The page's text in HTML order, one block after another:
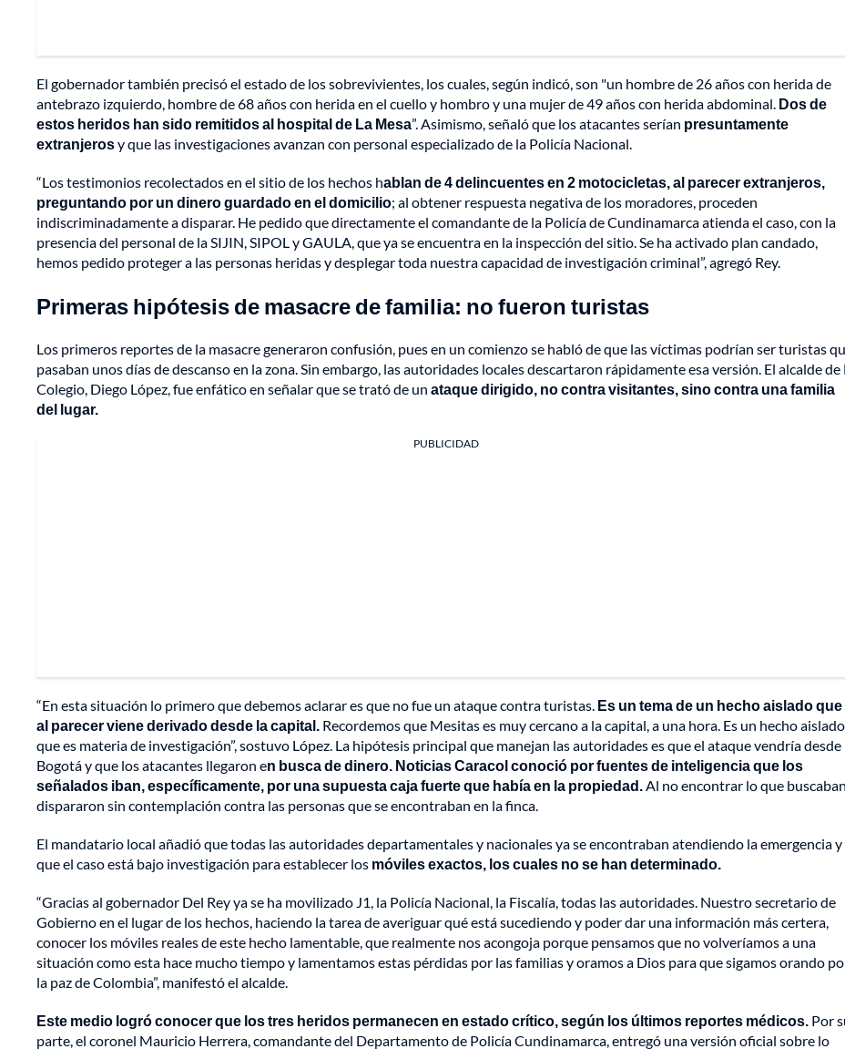
El gobernador también precisó el estado de los sobrevivientes, los cuales, según indicó, son "un hombre de 26 años con herida de
antebrazo izquierdo, hombre de 68 años con herida en el cuello y hombro y una mujer de 49 años con herida abdominal. Dos de
estos heridos han sido remitidos al hospital de La Mesa”. Asimismo, señaló que los atacantes serían presuntamente
extranjerosy que las investigaciones avanzan con personal especializado de la Policía Nacional.
“Los testimonios recolectados en el sitio de los hechos hablan de 4 delincuentes en 2 motocicletas, al parecer extranjeros,
preguntando por un dinero guardado en el domicilio; al obtener respuesta negativa de los moradores, proceden
indiscriminadamente a disparar. He pedido que directamente el comandante de la Policía de Cundinamarca atienda el caso, con la
presencia del personal de la SIJIN, SIPOL y GAULA, que ya se encuentra en la inspección del sitio. Se ha activado plan candado,
hemos pedido proteger a las personas heridas y desplegar toda nuestra capacidad de investigación criminal”, agregó Rey.
Primeras hipótesis de masacre de familia: no fueron turistas
Los primeros reportes de la masacre generaron confusión, pues en un comienzo se habló de que las víctimas podrían ser turistas
pasaban unos días de descanso en la zona. Sin embargo, las autoridades locales descartaron rápidamente esa versión. El alcalde de
Colegio, Diego López, fue enfático en señalar que se trató de un ataque dirigido, no contra visitantes, sino contra una familia
del lugar.
PUBLICIDAD
“En esta situación lo primero que debemos aclarar es que no fue un ataque contra turistas. Es un tema de un hecho aislado que
al parecer viene derivado desde la capital. Recordemos que Mesitas es muy cercano a la capital, a una hora. Es un hecho aislado
que es materia de investigación”, sostuvo López. La hipótesis principal que manejan las autoridades es que el ataque vendría desde
Bogotá y que los atacantes llegaron en busca de dinero. Noticias Caracol conoció por fuentes de inteligencia que los
señalados iban, específicamente, por una supuesta caja fuerte que había en la propiedad.Al no encontrar lo que
dispararon sin contemplación contra las personas que se encontraban en la finca.
El mandatario local añadió que todas las autoridades departamentales y nacionales ya se encontraban atendiendo la emergencia y
que el caso está bajo investigación para establecer los móviles exactos, los cuales no se han determinado.
“Gracias al gobernador Del Rey ya se ha movilizado J1, la Policía Nacional, la Fiscalía, todas las autoridades. Nuestro secretario de
Gobierno en el lugar de los hechos, haciendo la tarea de averiguar qué está sucediendo y poder dar una información más certera,
conocer los móviles reales de este hecho lamentable, que realmente nos acongoja porque pensamos que no volveríamos a una
situación como esta hace mucho tiempo y lamentamos estas pérdidas por las familias y oramos a Dios para que sigamos orando
la paz de Colombia”, manifestó el alcalde.
Este medio logró conocer que los tres heridos permanecen en estado crítico, según los últimos reportes médicos. Por
parte, el coronel Mauricio Herrera, comandante del Departamento de Policía Cundinamarca, entregó una versión oficial sobre lo